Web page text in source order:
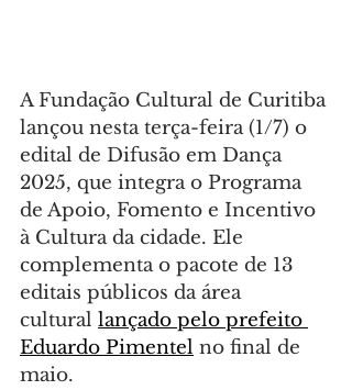
A Fundação Cultural de Curitiba
lançou nesta terça-feira (1/7) o
edital de Difusão em Dança
2025, que integra o Programa
de Apoio, Fomento e Incentivo
à Cultura da cidade. Ele
complementa o pacote de 13
editais públicos da área
cultural lançado pelo prefeito
Eduardo Pimentel no final de
maio.